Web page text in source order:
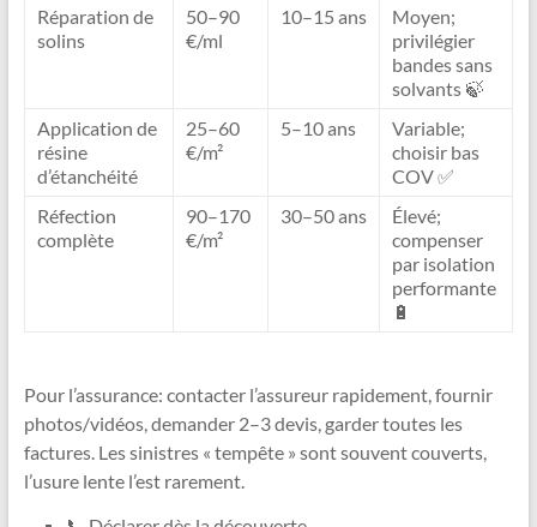
Réparation de
solins
50–90
€/ml
10–15 ans
Moyen;
privilégier
bandes sans
solvants 🍃
Application de
résine
d’étanchéité
25–60
€/m²
5–10 ans
Variable;
choisir bas
COV ✅
Réfection
complète
90–170
€/m²
30–50 ans
Élevé;
compenser
par isolation
performante
🔋
Pour l’assurance: contacter l’assureur rapidement, fournir
photos/vidéos, demander 2–3 devis, garder toutes les
factures. Les sinistres « tempête » sont souvent couverts,
l’usure lente l’est rarement.